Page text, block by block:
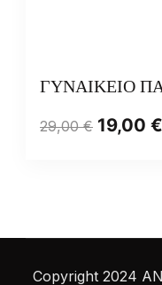
ΓΥΝΑΙΚΕΙΟ
29,00€ 19,00 €
Copyright 2024